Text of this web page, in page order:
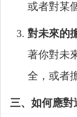
或者對某
對未來的
著你對未
全，或者
三、如何應對